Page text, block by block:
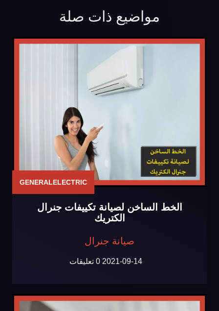
مواضيع ذات صلة
GENERALELECTRIC
الخط الساخن لصيانة تكييفات جنرال
الكتريك
صيانة جنرال
2021-09-14 0 تعليقات